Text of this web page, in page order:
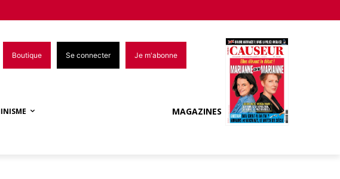
Boutique Se connecter Je m'abonne
MAGAZINES